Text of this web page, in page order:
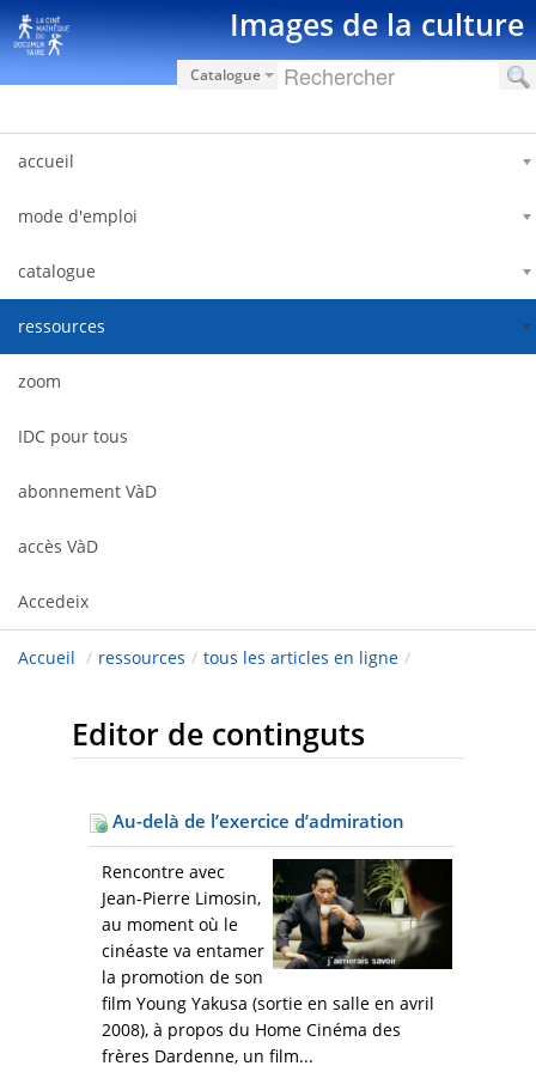
Salta al contigut Images de la culture
Catalogue
accueil
mode d'emploi
catalogue
ressources
zoom
IDC pour tous
abonnement VàD
accès VàD
Accedeix
Accueil / ressources / tous les articles en ligne /
Editor de continguts
Au-delà de l’exercice d’admiration
Rencontre avec
Jean-Pierre Limosin,
au moment où le
cinéaste va entamer
la promotion de son
film Young Yakusa (sortie en salle en avril
2008), à propos du Home Cinéma des
frères Dardenne, un film...